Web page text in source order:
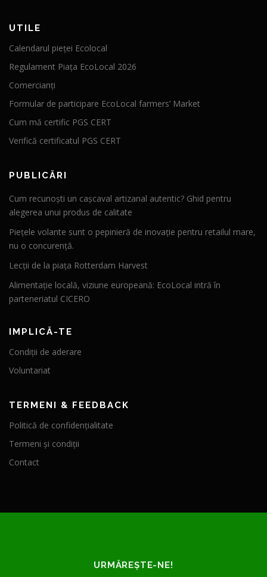
UTILE
Calendarul pieței Ecolocal
Regulament Piața EcoLocal 2026
Comercianți
Formular de participare EcoLocal farmers’ Market
Cum mă certific PGS CERT
Verifică certificatul PGS CERT
PUBLICĂRI
Cum recunoști un cașcaval artizanal autentic? Ghid pentru
alegerea unui produs de calitate
Piețele volante sunt o pepinieră de inovație pentru retailul mare,
nu o concurență.
Lecții de la piața Rotterdam Harvest
Alimentație locală, viziune europeană: EcoLocal intră în
parteneriatul CICERO
IMPLICĂ-TE
Condiții de aderare
Voluntariat
TERMENI & FEEDBACK
Politică de confidențialitate
Termeni și condiții
Contact
URMĂREȘTE-NE!